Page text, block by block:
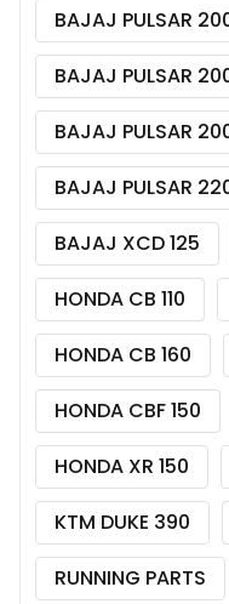
BAJAJ PULSAR
BAJAJ PULSAR
BAJAJ PULSAR
BAJAJ PULSAR
BAJAJ XCD 125
HONDA CB 110
HONDA CB 160
HONDA CBF 150
HONDA XR 150
KTM DUKE 390
RUNNING PARTS